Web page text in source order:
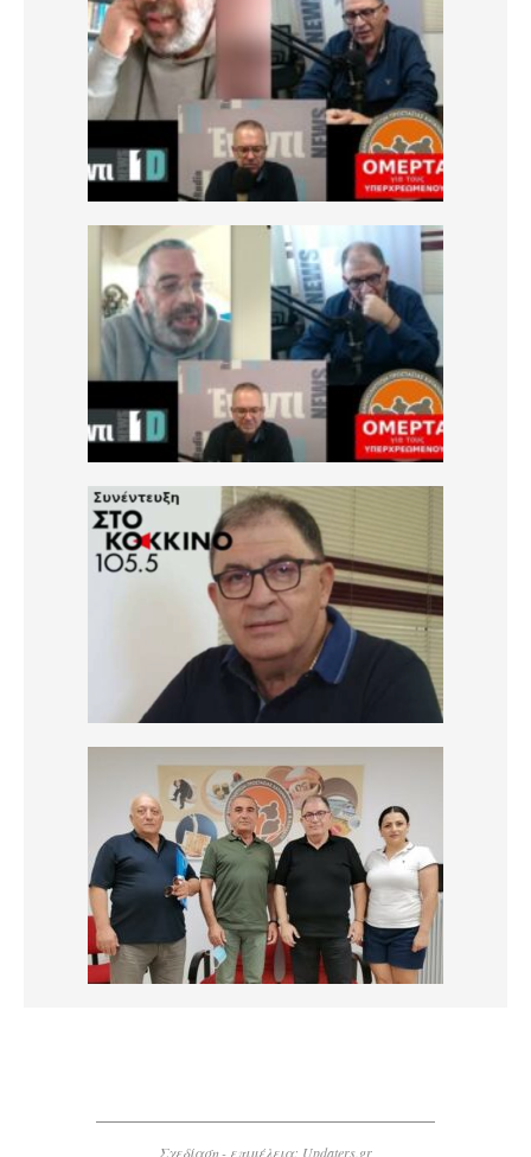
Σχεδίαση - επιμέλεια: Updaters.gr